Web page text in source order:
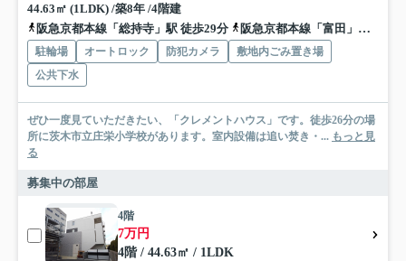
44.63㎡ (1LDK) /築8年 /4階建
阪急京都本線「総持寺」駅 徒歩29分
阪急京都本線「富田」駅 徒歩35分
駐輪場 オートロック 防犯カメラ
敷地内ごみ置き場
公共下水
ぜひ一度見ていただきたい、「クレメントハウス」です。徒歩26分の場
所に茨木市立庄栄小学校があります。室内設備は追い焚き・... もっと見
る
募集中の部屋
4階
7万円
4階 / 44.63㎡ / 1LDK